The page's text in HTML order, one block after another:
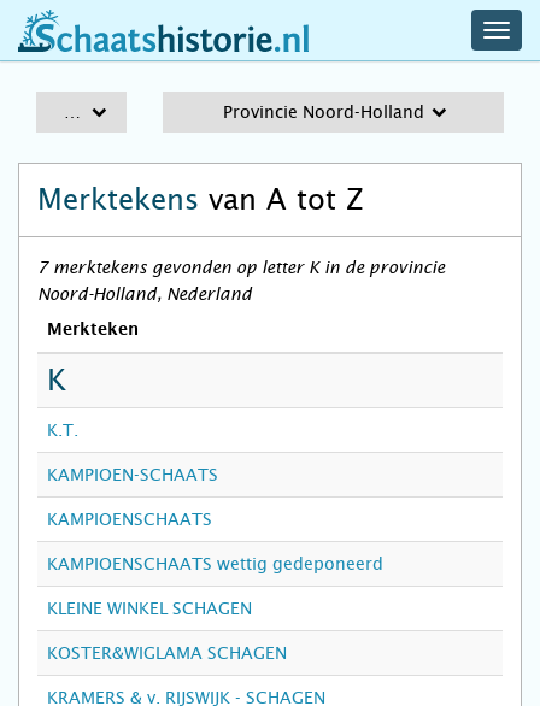
schaatshistorie.nl
Provincie Noord-Holland
Merktekens van A tot Z
7 merktekens gevonden op letter K in de provincie
Noord-Holland, Nederland
Merkteken
K
K.T.
KAMPIOEN-SCHAATS
KAMPIOENSCHAATS
KAMPIOENSCHAATS wettig gedeponeerd
KLEINE WINKEL SCHAGEN
KOSTER&WIGLAMA SCHAGEN
KRAMERS & v. RIJSWIJK - SCHAGEN